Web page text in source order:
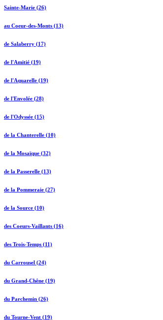
Sainte-Marie (26)
au Coeur-des-Monts (13)
de Salaberry (17)
de l'Amitié (19)
de l'Aquarelle (19)
de l'Envolée (28)
de l'Odyssée (15)
de la Chanterelle (10)
de la Mosaïque (32)
de la Passerelle (13)
de la Pommeraie (27)
de la Source (10)
des Coeurs-Vaillants (16)
des Trois-Temps (11)
du Carrousel (24)
du Grand-Chêne (19)
du Parchemin (26)
du Tourne-Vent (19)